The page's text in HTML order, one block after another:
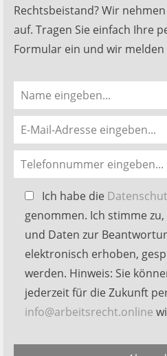
Rechtsbeistand? Wir
auf. Tragen Sie einfach Ihre
Formular ein und wir
Bitte
lasse
dieses
Feld
leer.
Ich habe die
genommen. Ich stimme
und Daten zur
elektronisch erhoben,
werden. Hinweis: Sie
jederzeit für die Zukunft
info@arbeitsrecht.online